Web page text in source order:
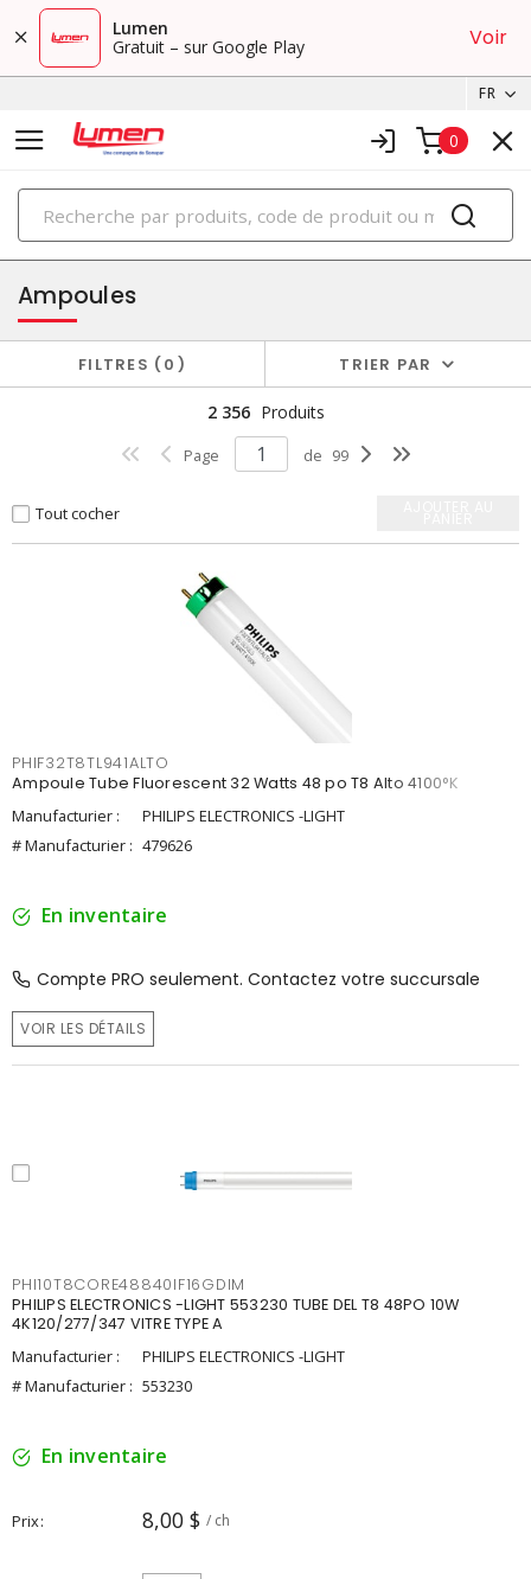
Lumen
Gratuit – sur Google Play
Voir
FR
0
PRODUITS
éclairage
Ampoules
FILTRES 0 TRIER PAR
2 356 Produits
Page de 99
Tout cocher
PHIF32T8TL941ALTO
Ampoule Tube Fluorescent 32 Watts 48 po T8 Alto 4100°K
Manufacturier :
PHILIPS ELECTRONICS -LIGHT
# Manufacturier : 479626
En inventaire
Compte PRO seulement. Contactez votre succursale
VOIR LES DÉTAILS
PHI10T8CORE48840IF16GDIM
PHILIPS ELECTRONICS -LIGHT 553230 TUBE DEL T8 48PO 10W
4K120/277/347 VITRE TYPE A
Manufacturier :
PHILIPS ELECTRONICS -LIGHT
# Manufacturier : 553230
En inventaire
Prix 8,00 $ / ch